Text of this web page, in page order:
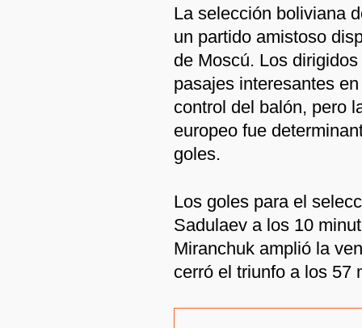
La selección boliviana
un partido amistoso
de Moscú. Los
pasajes interesantes
control del balón, pero
europeo fue
goles.
Los goles para el
Sadulaev a los 10
Miranchuk amplió la
cerró el triunfo a los 57